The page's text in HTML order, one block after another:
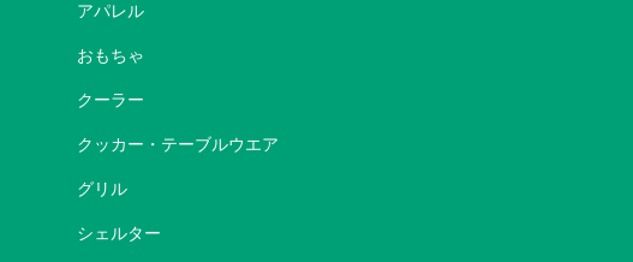
アパレル
おもちゃ
クーラー
クッカー・テーブルウエア
グリル
シェルター